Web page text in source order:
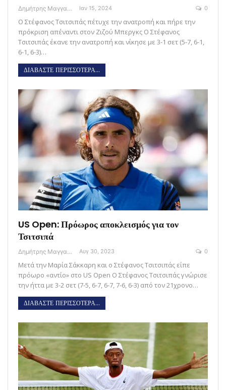
Δημήτρης Μαγγανάρης Ιαν 15, 2024 0
Ο Στέφανος Τσιτσιπάς πέτυχε την ανατροπή και πήρε την
πρόκριση απέναντι στον Ζιζού Μπεργκς Ο Στέφανος
Τσιτσιπάς έκανε την ανατροπή και νίκησε με 3-1 σετ (5-7, 6-1,
6-1, 6-3)…
ΔΙΑΒΑΣΤΕ ΠΕΡΙΣΣΟΤΕΡΑ...
US Open: Πρόωρος αποκλεισμός για τον
Τσιτσιπά
Δημήτρης Μαγγανάρης Αυγ 30, 2023 0
Μετά την Μαρία Σάκκαρη και ο Στέφανος Τσιτσιπάς είπε
πρόωρο «αντίο» στο US Open Ο Στέφανος Τσιτσιπάς γνώρισε
την ήττα με 3-2 σετ (7-5, 6-7, 6-7, 7-6, 6-3) από τον 21χρονο…
ΔΙΑΒΑΣΤΕ ΠΕΡΙΣΣΟΤΕΡΑ...